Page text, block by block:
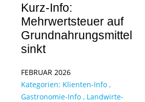
Kurz-Info:
Mehrwertsteuer auf
Grundnahrungsmittel
sinkt
FEBRUAR 2026
Kategorien: Klienten-Info ,
Gastronomie-Info , Landwirte-